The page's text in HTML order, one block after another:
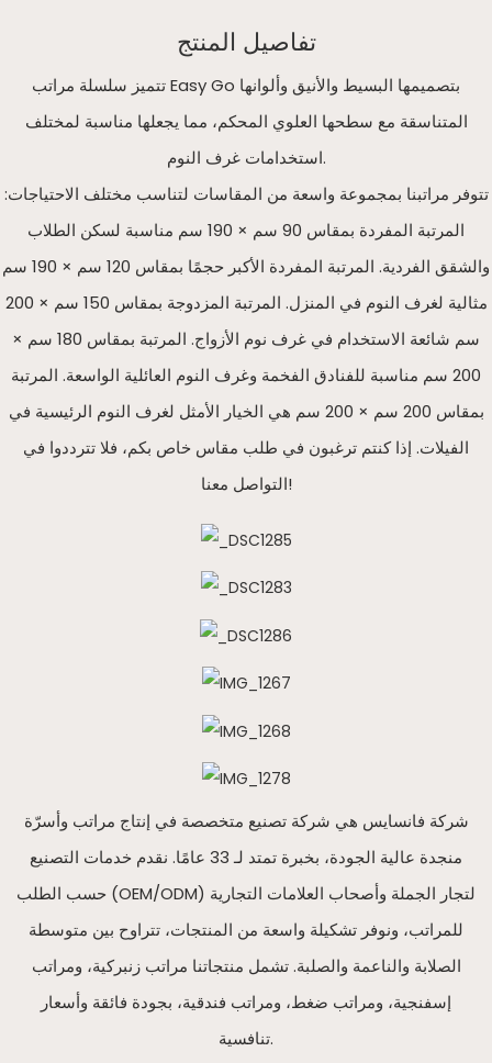
تفاصيل المنتج
تتميز سلسلة مراتب Easy Go بتصميمها البسيط والأنيق وألوانها
المتناسقة مع سطحها العلوي المحكم، مما يجعلها مناسبة لمختلف
استخدامات غرف النوم.
تتوفر مراتبنا بمجموعة واسعة من المقاسات لتناسب مختلف الاحتياجات:
المرتبة المفردة بمقاس 90 سم × 190 سم مناسبة لسكن الطلاب
والشقق الفردية. المرتبة المفردة الأكبر حجمًا بمقاس 120 سم × 190 سم
مثالية لغرف النوم في المنزل. المرتبة المزدوجة بمقاس 150 سم × 200
سم شائعة الاستخدام في غرف نوم الأزواج. المرتبة بمقاس 180 سم ×
200 سم مناسبة للفنادق الفخمة وغرف النوم العائلية الواسعة. المرتبة
بمقاس 200 سم × 200 سم هي الخيار الأمثل لغرف النوم الرئيسية في
الفيلات. إذا كنتم ترغبون في طلب مقاس خاص بكم، فلا تترددوا في
التواصل معنا!
شركة فانسايس هي شركة تصنيع متخصصة في إنتاج مراتب وأسرّة
منجدة عالية الجودة، بخبرة تمتد لـ 33 عامًا. نقدم خدمات التصنيع
حسب الطلب (OEM/ODM) لتجار الجملة وأصحاب العلامات التجارية
للمراتب، ونوفر تشكيلة واسعة من المنتجات، تتراوح بين متوسطة
الصلابة والناعمة والصلبة. تشمل منتجاتنا مراتب زنبركية، ومراتب
إسفنجية، ومراتب ضغط، ومراتب فندقية، بجودة فائقة وأسعار
تنافسية.